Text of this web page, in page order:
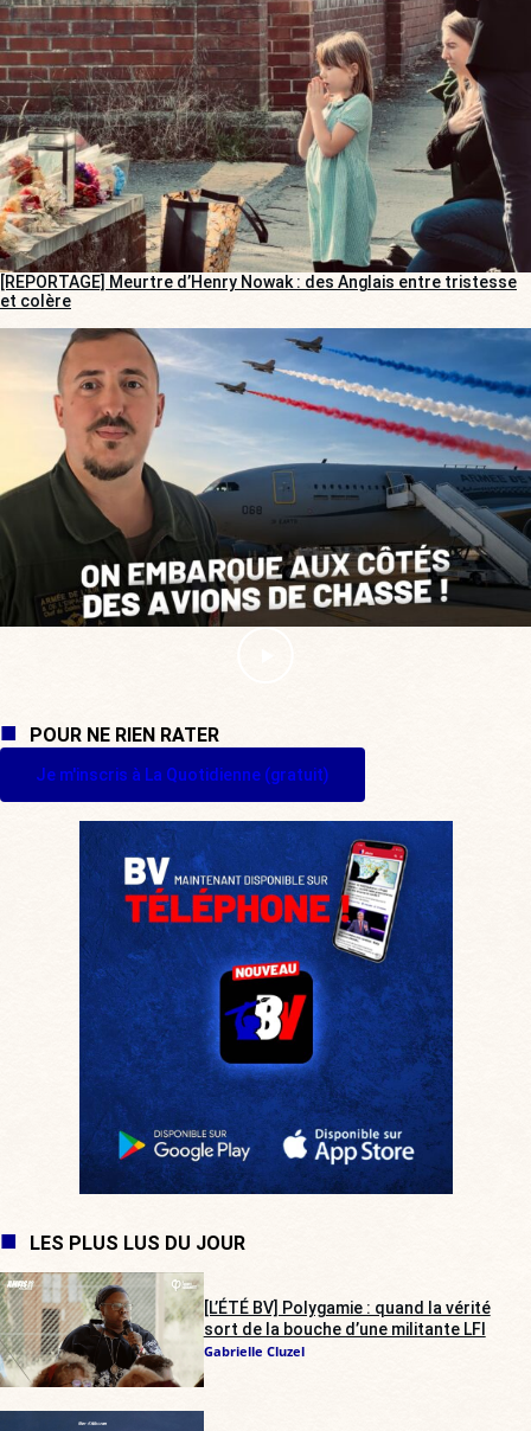
[REPORTAGE] Meurtre d’Henry Nowak : des Anglais entre tristesse
et colère
POUR NE RIEN RATER
Je m'inscris à La Quotidienne (gratuit)
LES PLUS LUS DU JOUR
[L’ÉTÉ BV] Polygamie : quand la vérité
sort de la bouche d’une militante LFI
Gabrielle Cluzel